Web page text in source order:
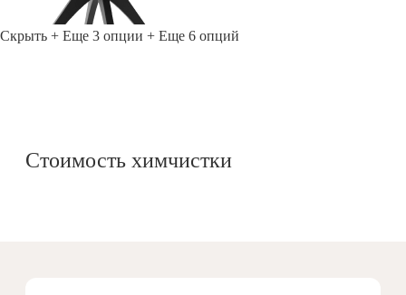
Скрыть + Еще 3 опции + Еще 6 опций
Стоимость химчистки